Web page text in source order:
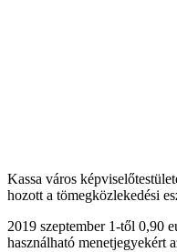
Kassa város
hozott a tömegközlekedési
2019 szeptember 1-től 0,90
használható menetjegyekért